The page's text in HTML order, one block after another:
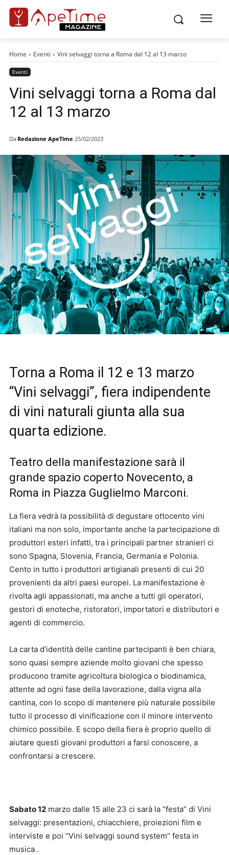
Home Eventi Vini selvaggi torna a Roma dal 12 al 13 marzo
Eventi
Vini selvaggi torna a Roma dal
12 al 13 marzo
Da Redazione ApeTime 25/02/2023
Torna a Roma il 12 e 13 marzo
“Vini selvaggi”, fiera indipendente
di vini naturali giunta alla sua
quarta edizione.
Teatro della manifestazione sarà il
grande spazio coperto Novecento, a
Roma in Piazza Guglielmo Marconi.
La fiera vedrà la possibilità di degustare ottocento vini
italiani ma non solo, importante anche la partecipazione di
produttori esteri infatti, tra i principali partner stranieri ci
sono Spagna, Slovenia, Francia, Germania e Polonia.
Cento in tutto i produttori artigianali presenti di cui 20
provenienti da altri paesi europei. La manifestazione è
rivolta agli appassionati, ma anche a tutti gli operatori,
gestori di enoteche, ristoratori, importatori e distributori e
agenti di commercio.
La carta d’identità delle cantine partecipanti è ben chiara,
sono quasi sempre aziende molto giovani che spesso
producono tramite agricoltura biologica o biodinamica,
attente ad ogni fase della lavorazione, dalla vigna alla
cantina, con lo scopo di mantenere più naturale possibile
tutto il processo di vinificazione con il minore intervento
chimico possibile. E scopo della fiera è proprio quello di
aiutare questi giovani produttori a farsi conoscere, a
confrontarsi a crescere.
Sabato 12 marzo dalle 15 alle 23 ci sarà la “festa” di Vini
selvaggi: presentazioni, chiacchiere, proiezioni film e
interviste e poi “Vini selvaggi sound system” festa in
musica .